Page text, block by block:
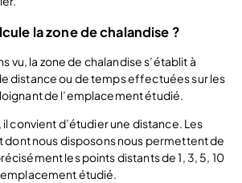
la zone de chalandise ?
vu, la zone de chalandise s’établit à
distance ou de temps effectuées sur les
de l’emplacement étudié.
il convient d’étudier une distance. Les
dont nous disposons nous permettent de
les points distants de 1, 3, 5, 10
étudié.